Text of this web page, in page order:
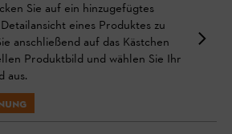
Sie auf ein hinzugefügtes
eines Produktes zu
anschließend auf das Kästchen
Produktbild und wählen Sie Ihr
aus.